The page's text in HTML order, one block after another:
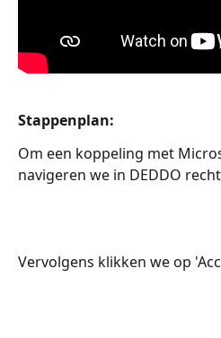
Stappenplan:
Om een koppeling met
navigeren we in DEDDO
Vervolgens klikken we op